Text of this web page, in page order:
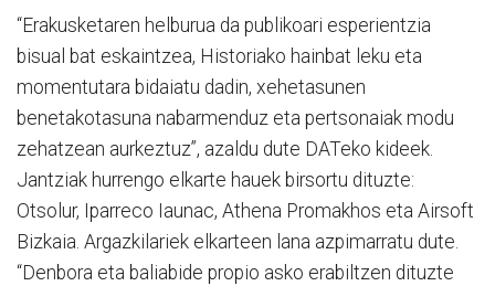
“Erakusketaren helburua da publikoari esperientzia
bisual bat eskaintzea, Historiako hainbat leku eta
momentutara bidaiatu dadin, xehetasunen
benetakotasuna nabarmenduz eta pertsonaiak modu
zehatzean aurkeztuz”, azaldu dute DATeko kideek.
Jantziak hurrengo elkarte hauek birsortu dituzte:
Otsolur, Iparreco Iaunac, Athena Promakhos eta Airsoft
Bizkaia. Argazkilariek elkarteen lana azpimarratu dute.
“Denbora eta baliabide propio asko erabiltzen dituzte